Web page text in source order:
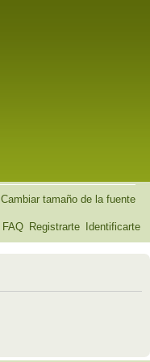
Cambiar tamaño de la fuente
FAQ Registrarte Identificarte